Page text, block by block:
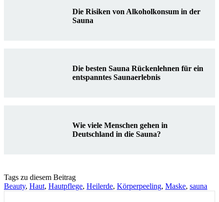
Die Risiken von Alkoholkonsum in der
Sauna
Die besten Sauna Rückenlehnen für ein
entspanntes Saunaerlebnis
Wie viele Menschen gehen in
Deutschland in die Sauna?
Tags zu diesem Beitrag
Beauty, Haut, Hautpflege, Heilerde, Körperpeeling, Maske, sauna